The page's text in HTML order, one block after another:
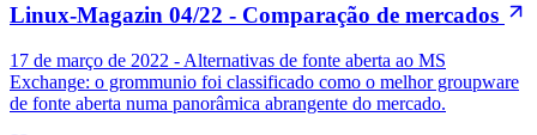
Linux-Magazin 04/22 - Comparação de mercados
17 de março de 2022 - Alternativas de fonte aberta ao MS
Exchange: o grommunio foi classificado como o melhor groupware
de fonte aberta numa panorâmica abrangente do mercado.